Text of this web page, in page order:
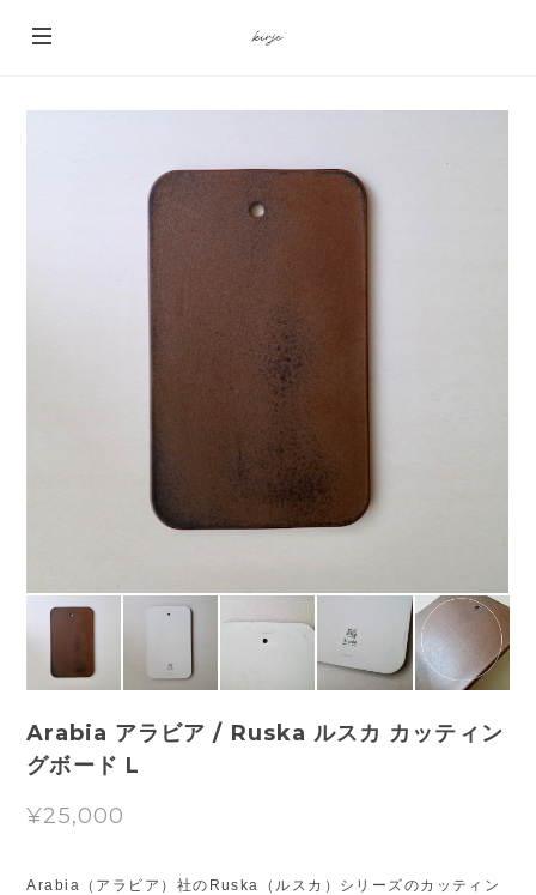
Arabia アラビア / Ruska ルスカ カッティン
グボード L
¥25,000
Arabia（アラビア）社のRuska（ルスカ）シリーズのカッティン